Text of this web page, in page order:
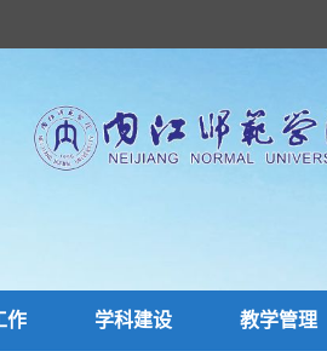
作 学科建设 教学管理